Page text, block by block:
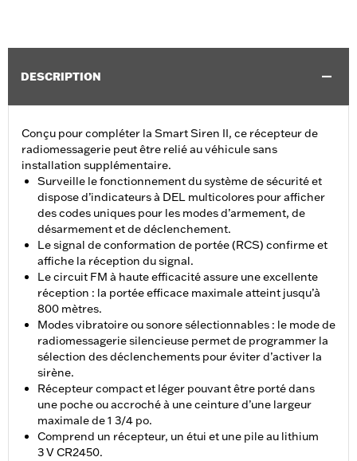
DESCRIPTION
Conçu pour compléter la Smart Siren II, ce récepteur de
radiomessagerie peut être relié au véhicule sans
installation supplémentaire.
Surveille le fonctionnement du système de sécurité et
dispose d’indicateurs à DEL multicolores pour afficher
des codes uniques pour les modes d’armement, de
désarmement et de déclenchement.
Le signal de conformation de portée (RCS) confirme et
affiche la réception du signal.
Le circuit FM à haute efficacité assure une excellente
réception : la portée efficace maximale atteint jusqu’à
800 mètres.
Modes vibratoire ou sonore sélectionnables : le mode de
radiomessagerie silencieuse permet de programmer la
sélection des déclenchements pour éviter d’activer la
sirène.
Récepteur compact et léger pouvant être porté dans
une poche ou accroché à une ceinture d’une largeur
maximale de 1 3/4 po.
Comprend un récepteur, un étui et une pile au lithium
3 V CR2450.